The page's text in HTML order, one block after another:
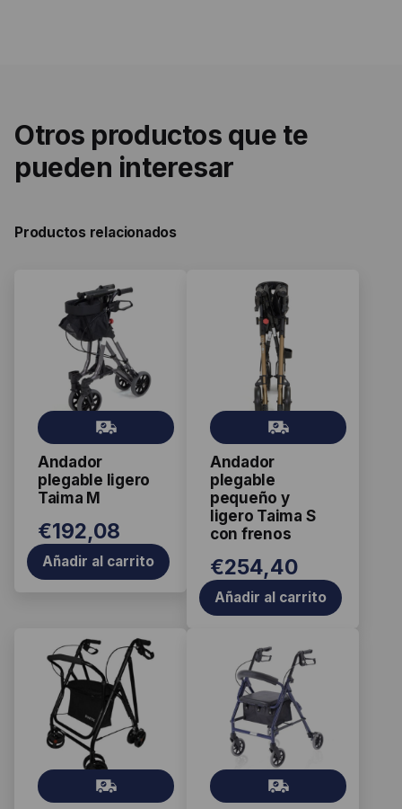
Otros productos que te
pueden interesar
Productos relacionados
Andador
plegable ligero
Taima M
Gr
ati
s
€192,08
Añadir al carrito
Andador
plegable
pequeño y
ligero Taima S
con frenos
Gr
ati
s
€254,40
Añadir al carrito
Gr
ati
Este
producto
tiene
múltiples
variantes.
opciones
Gr
ati